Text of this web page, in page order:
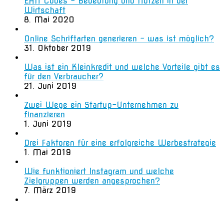
Wirtschaft
8. Mai 2020
Online Schriftarten generieren – was ist möglich?
31. Oktober 2019
Was ist ein Kleinkredit und welche Vorteile gibt es
für den Verbraucher?
21. Juni 2019
Zwei Wege ein Startup-Unternehmen zu
finanzieren
1. Juni 2019
Drei Faktoren für eine erfolgreiche Werbestrategie
1. Mai 2019
Wie funktioniert Instagram und welche
Zielgruppen werden angesprochen?
7. März 2019